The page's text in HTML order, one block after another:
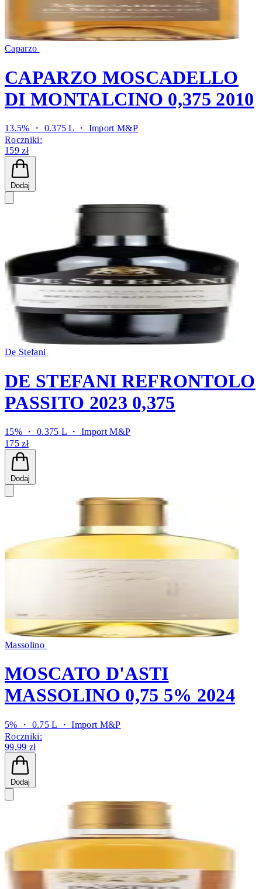
Caparzo
CAPARZO MOSCADELLO
DI MONTALCINO 0,375 2010
13.5% ・ 0.375 L ・ Import M&P
Roczniki:
159 zł
Dodaj
De Stefani
DE STEFANI REFRONTOLO
PASSITO 2023 0,375
15% ・ 0.375 L ・Import M&P
175 zł
Dodaj
Massolino
MOSCATO D'ASTI
MASSOLINO 0,75 5% 2024
5% ・ 0.75 L ・Import M&P
Roczniki:
99,99 zł
Dodaj